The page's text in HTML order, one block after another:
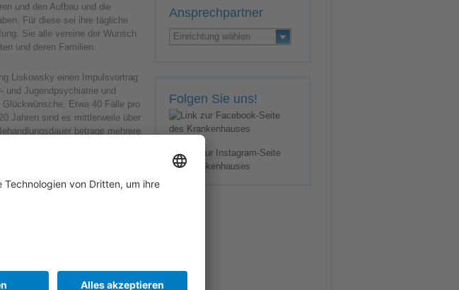
und den Aufbau und die
Für diese sei ihre tägliche
Sie alle vereine der Wunsch
und deren Familien.
Liskowsky einen Impulsvortrag
und Jugendpsychiatrie und
Etwa 40 Fälle pro
Jahren sind es mittlerweile über
betrage mehrere
Depressionen,
gerechnet – vor,
und Essstörungen. Die Zahlen
nicht auf das
von Kindern und
im Elternhaus und Druck in
Ansprechpartner
Einrichtung wählen
Folgen Sie uns!